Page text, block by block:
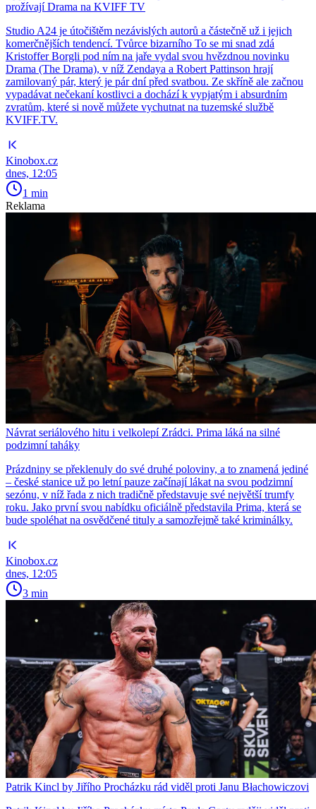
prožívají Drama na KVIFF TV
Studio A24 je útočištěm nezávislých autorů a částečně už i jejich
komerčnějších tendencí. Tvůrce bizarního To se mi snad zdá
Kristoffer Borgli pod ním na jaře vydal svou hvězdnou novinku
Drama (The Drama), v níž Zendaya a Robert Pattinson hrají
zamilovaný pár, který je pár dní před svatbou. Ze skříně ale začnou
vypadávat nečekaní kostlivci a dochází k vypjatým i absurdním
zvratům, které si nově můžete vychutnat na tuzemské službě
KVIFF.TV.
Kinobox.cz
dnes, 12:05
1 min
Reklama
Návrat seriálového hitu i velkolepí Zrádci. Prima láká na silné
podzimní taháky
Prázdniny se překlenuly do své druhé poloviny, a to znamená jediné
– české stanice už po letní pauze začínají lákat na svou podzimní
sezónu, v níž řada z nich tradičně představuje své největší trumfy
roku. Jako první svou nabídku oficiálně představila Prima, která se
bude spoléhat na osvědčené tituly a samozřejmě také kriminálky.
Kinobox.cz
dnes, 12:05
3 min
Patrik Kincl by Jiřího Procházku rád viděl proti Janu Błachowiczovi